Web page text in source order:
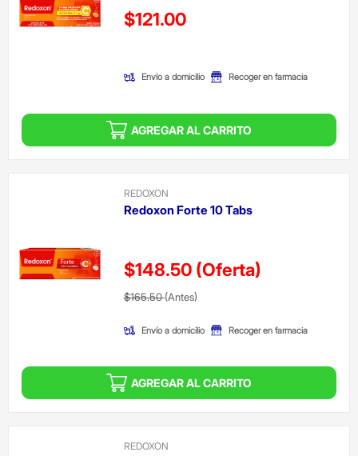
Precio reducido de
$121.00
Envío a domicilio Recoger en farmacia
AGREGAR AL CARRITO
REDOXON
Redoxon Forte 10 Tabs
$148.50 (Oferta)
Precio reducido de
$165.50(Antes)(Oferta)
Envío a domicilio Recoger en farmacia
AGREGAR AL CARRITO
REDOXON